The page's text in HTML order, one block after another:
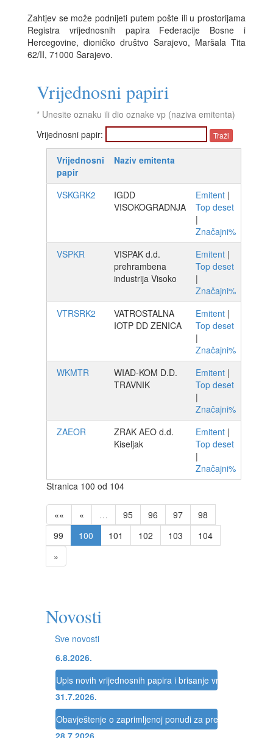
Zahtjev se može podnijeti putem pošte ili u prostorijama
Registra vrijednosnih papira Federacije Bosne i
Hercegovine, dioničko društvo Sarajevo, Maršala Tita
62/II, 71000 Sarajevo.
Vrijednosni papiri
* Unesite oznaku ili dio oznake vp (naziva emitenta)
Vrijednosni papir:
Vrijednosni
papir
Naziv emitenta
VSKGRK2
IGDD
VISOKOGRADNJA
Emitent |
Top deset
|
Značajni%
VSPKR
VISPAK d.d.
prehrambena
industrija Visoko
Emitent |
Top deset
|
Značajni%
VTRSRK2
VATROSTALNA
IOTP DD ZENICA
Emitent |
Top deset
|
Značajni%
WKMTR
WIAD-KOM D.D.
TRAVNIK
Emitent |
Top deset
|
Značajni%
ZAEOR
ZRAK AEO d.d.
Kiseljak
Emitent |
Top deset
|
Značajni%
Stranica 100 od 104
«« « … 95 96 97
98
99
100 101 102 103
104
»
Novosti
Sve novosti
6.8.2026.
Upis novih vrijednosnih papira i brisanje vrijednosnih
31.7.2026.
Obavještenje o zaprimljenoj ponudi za preuzimanje
28.7.2026.